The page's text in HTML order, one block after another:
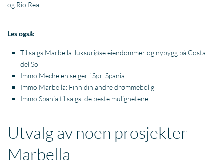
og Rio Real.
Les også:
Til salgs Marbella: luksuriøse eiendommer og nybygg på Costa
del Sol
Immo Mechelen selger i Sør-Spania
Immo Marbella: Finn din andre drømmebolig
Immo Spania til salgs: de beste mulighetene
Utvalg av noen prosjekter
Marbella